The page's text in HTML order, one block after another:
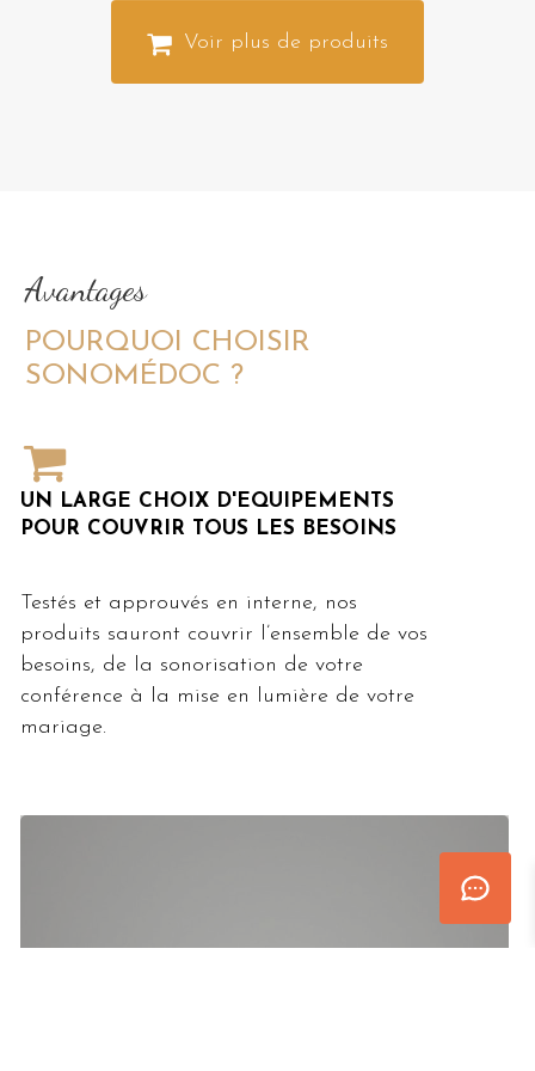
Voir plus de produits
Avantages
POURQUOI CHOISIR
SONOMÉDOC ?
UN LARGE CHOIX D'ÉQUIPEMENTS
POUR COUVRIR TOUS LES BESOINS
Testés et approuvés en interne, nos
produits sauront couvrir l’ensemble de vos
besoins, de la sonorisation de votre
conférence à la mise en lumière de votre
mariage.